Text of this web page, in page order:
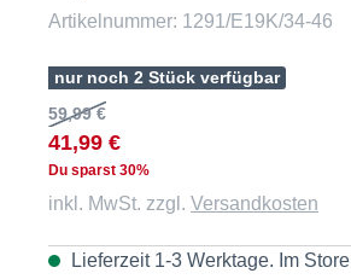
Artikelnummer: 1291/E19K/34-46
nur noch 2 Stück verfügbar
59,99 €
41,99 €
Du sparst 30%
inkl. MwSt. zzgl. Versandkosten
Lieferzeit 1-3 Werktage. Im Store